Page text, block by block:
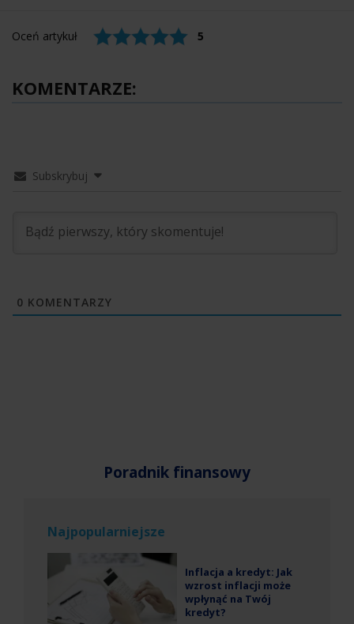
Oceń artykuł 5
KOMENTARZE:
Subskrybuj
0 KOMENTARZY
Poradnik finansowy
Najpopularniejsze
Inflacja a kredyt: Jak
wzrost inflacji może
wpłynąć na Twój
kredyt?